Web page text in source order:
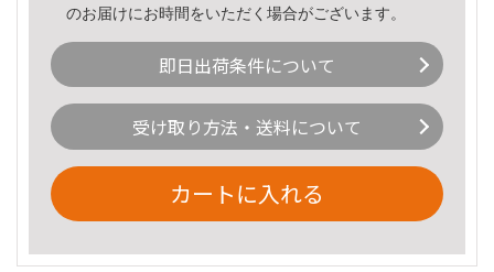
のお届けにお時間をいただく場合がございます。
即日出荷条件について
受け取り方法・送料について
カートに入れる